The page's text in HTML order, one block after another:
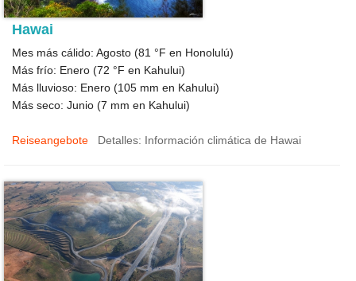
Hawai
Mes más cálido: Agosto (81 °F en Honolulú)
Más frío: Enero (72 °F en Kahului)
Más lluvioso: Enero (105 mm en Kahului)
Más seco: Junio (7 mm en Kahului)
Reiseangebote Detalles: Información climática de Hawai